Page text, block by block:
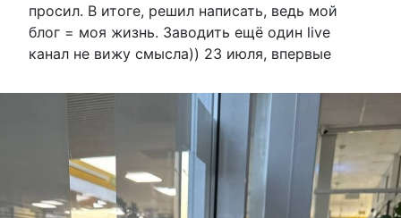
просил. В итоге, решил написать, ведь мой
блог = моя жизнь. Заводить ещё один live
канал не вижу смысла)) 23 июля, впервые